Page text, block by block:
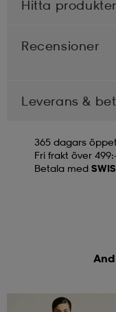
Hitta
Recensioner
Leverans &
365 dagars
Fri frakt över
Betala med